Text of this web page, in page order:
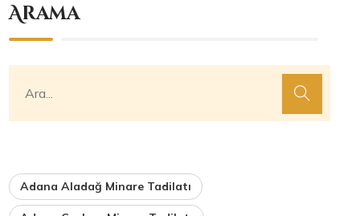
Arama
Adana Aladağ Minare Tadilatı